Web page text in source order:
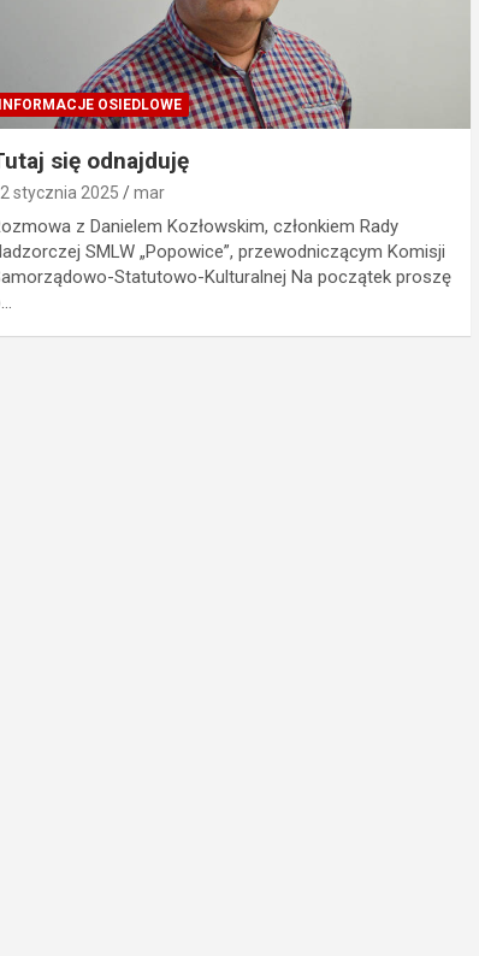
INFORMACJE OSIEDLOWE
się odnajduję
stycznia 2025 mar
z Danielem Kozłowskim, członkiem Rady
SMLW „Popowice”, przewodniczącym Komisji
Statutowo-Kulturalnej Na początek proszę